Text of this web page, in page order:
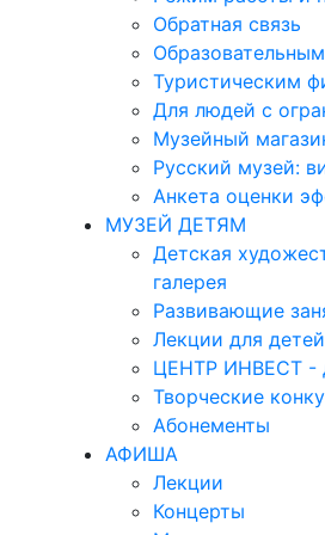
Обратная связь
Туристическим
Для людей с
Музейный
Русский музей:
Анкета оценки
МУЗЕЙ ДЕТЯМ
Детская
галерея
Развивающие
Лекции для детей
ЦЕНТР ИНВЕСТ -
Творческие
Абонементы
АФИША
Лекции
Концерты